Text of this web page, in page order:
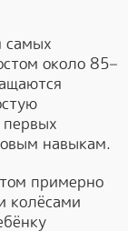
самых
около 85–
навыкам.
примерно
колёсами